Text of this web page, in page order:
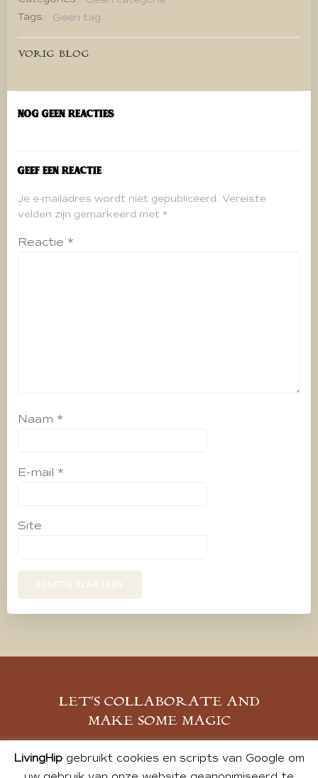
Tags:
Geen tag
Bericht
navigatie
VORIG BLOG
Nog geen reacties
Geef een reactie
Je e-mailadres wordt niet gepubliceerd. Vereiste
velden zijn gemarkeerd met *
Reactie *
Naam *
E-mail *
Site
LET’S COLLABORATE AND
MAKE SOME MAGIC
MELD JE AAN
LivingHipgebruikt cookies en scripts van Google om